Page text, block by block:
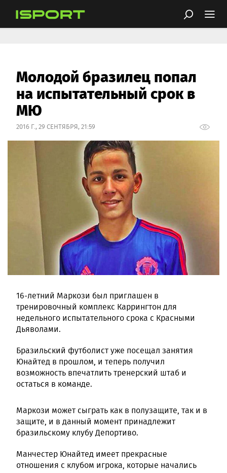
Молодой бразилец попал
на испытательный срок в
МЮ
2016 Г., 29 СЕНТЯБРЯ, 21:59
16-летний Маркози был приглашен в
тренировочный комплекс Каррингтон для
недельного испытательного срока с Красными
Дьяволами.
Бразильский футболист уже посещал занятия
Юнайтед в прошлом, и теперь получил
возможность впечатлить тренерский штаб и
остаться в команде.
Маркози может сыграть как в полузащите, так и в
защите, и в данный момент принадлежит
бразильскому клубу Депортиво.
Манчестер Юнайтед имеет прекрасные
отношения с клубом игрока, которые начались